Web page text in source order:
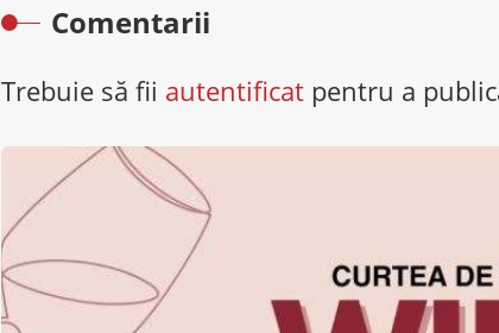
Comentarii
Trebuie să fii autentificatpentru a